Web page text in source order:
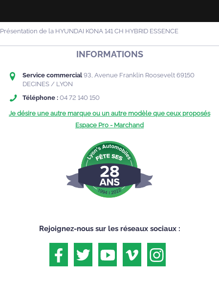
Présentation de la HYUNDAI KONA 141 CH HYBRID ESSENCE
INFORMATIONS
Service commercial 93, Avenue Franklin Roosevelt 69150
DECINES / LYON
Téléphone : 04 72 140 150
Je désire une autre marque ou un autre modèle que ceux proposés
Espace Pro - Marchand
Rejoignez-nous sur les réseaux sociaux :